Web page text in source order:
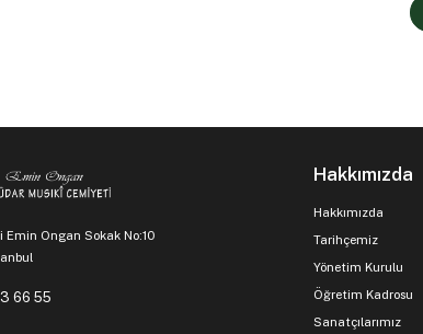
Emin Ongan Sokak No:10
66 55
Hakkımızda
Hakkımızda
Tarihçemiz
Yönetim Kurulu
Öğretim Kadrosu
Sanatçılarımız